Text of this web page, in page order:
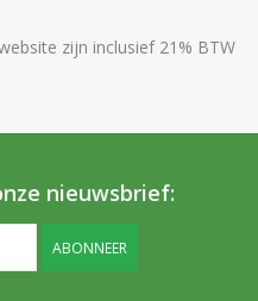
zijn inclusief 21% BTW
nieuwsbrief:
ABONNEER